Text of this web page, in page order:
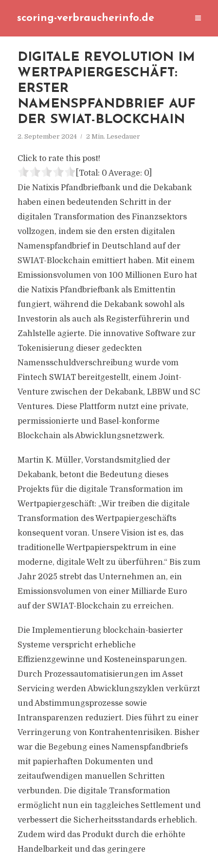
scoring-verbraucherinfo.de
DIGITALE REVOLUTION IM
WERTPAPIERGESCHÄFT:
ERSTER
NAMENSPFANDBRIEF AUF
DER SWIAT-BLOCKCHAIN
2. September 2024 2 Min. Lesedauer
Click to rate this post!
[Total: 0 Average: 0]
Die Natixis Pfandbriefbank und die Dekabank
haben einen bedeutenden Schritt in der
digitalen Transformation des Finanzsektors
vollzogen, indem sie den ersten digitalen
Namenspfandbrief in Deutschland auf der
SWIAT-Blockchain emittiert haben. Mit einem
Emissionsvolumen von 100 Millionen Euro hat
die Natixis Pfandbriefbank als Emittentin
fungiert, während die Dekabank sowohl als
Investorin als auch als Registerführerin und
Zahlstelle agierte. Die innovative Software zur
Tokenisierung dieser gedeckten
Namensschuldverschreibung wurde vom
Fintech SWIAT bereitgestellt, einem Joint-
Venture zwischen der Dekabank, LBBW und SC
Ventures. Diese Plattform nutzt eine private,
permissionierte und Basel-konforme
Blockchain als Abwicklungsnetzwerk.
Martin K. Müller, Vorstandsmitglied der
Dekabank, betont die Bedeutung dieses
Projekts für die digitale Transformation im
Wertpapiergeschäft: „Wir treiben die digitale
Transformation des Wertpapiergeschäfts
konsequent voran. Unsere Vision ist es, das
traditionelle Wertpapierspektrum in eine
moderne, digitale Welt zu überführen.“ Bis zum
Jahr 2025 strebt das Unternehmen an, ein
Emissionsvolumen von einer Milliarde Euro
auf der SWIAT-Blockchain zu erreichen.
Die Implementierung blockchain-basierter
Systeme verspricht erhebliche
Effizienzgewinne und Kosteneinsparungen.
Durch Prozessautomatisierungen im Asset
Servicing werden Abwicklungszyklen verkürzt
und Abstimmungsprozesse sowie
Intransparenzen reduziert. Dies führt zu einer
Verringerung von Kontrahentenrisiken. Bisher
war die Begebung eines Namenspfandbriefs
mit papierhaften Dokumenten und
zeitaufwendigen manuellen Schritten
verbunden. Die digitale Transformation
ermöglicht nun ein taggleiches Settlement und
verbessert die Sicherheitsstandards erheblich.
Zudem wird das Produkt durch die erhöhte
Handelbarkeit und das geringere